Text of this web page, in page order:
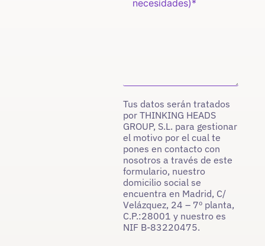
Tus datos serán tratados
por THINKING HEADS
GROUP, S.L. para gestionar
el motivo por el cual te
pones en contacto con
nosotros a través de este
formulario, nuestro
domicilio social se
encuentra en Madrid, C/
Velázquez, 24 – 7º planta,
C.P.:28001 y nuestro es
NIF B-83220475.